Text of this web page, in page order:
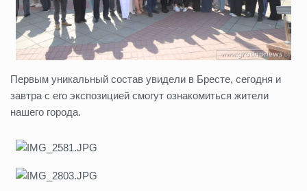
Первым уникальный состав увидели в Бресте, сегодня и
завтра с его экспозицией смогут ознакомиться жители
нашего города.